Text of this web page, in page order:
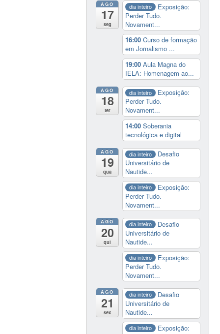
AGO
17
seg
dia inteiro
Exposição:
Perder Tudo.
Novament...
16:00Curso de formação
em Jornalismo ...
19:00Aula Magna do
IELA: Homenagem ao...
AGO
18
ter
dia inteiro
Exposição:
Perder Tudo.
Novament...
14:00Soberania
tecnológica e digital
AGO
19
qua
dia inteiro
Desafio
Universitário de
Nautide...
dia inteiro
Exposição:
Perder Tudo.
Novament...
AGO
20
qui
dia inteiro
Desafio
Universitário de
Nautide...
dia inteiro
Exposição:
Perder Tudo.
Novament...
AGO
21
sex
dia inteiro
Desafio
Universitário de
Nautide...
dia inteiro
Exposição: